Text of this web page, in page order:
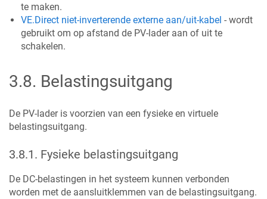
te maken.
VE.Direct niet-inverterende externe aan/uit-kabel - wordt
gebruikt om op afstand de PV-lader aan of uit te
schakelen.
3.8. Belastingsuitgang
De PV-lader is voorzien van een fysieke en virtuele
belastingsuitgang.
3.8.1 . Fysieke belastingsuitgang
De DC-belastingen in het systeem kunnen verbonden
worden met de aansluitklemmen van de belastingsuitgang.